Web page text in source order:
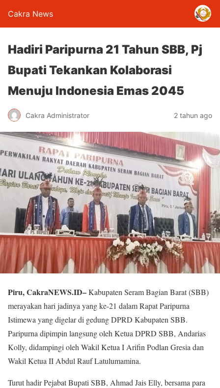
Cakra News
Hadiri Paripurna 21 Tahun SBB, Pj
Bupati Tekankan Kolaborasi
Menuju Indonesia Emas 2045
Cakra Administrator 2 tahun ago
Piru, CakraNEWS.ID–Kabupaten Seram Bagian Barat (SBB)
merayakan hari jadinya yang ke-21 dalam Rapat Paripurna
Istimewa yang digelar di gedung DPRD Kabupaten SBB.
Paripurna dipimpin langsung oleh Ketua DPRD SBB, Andarias
Kolly, didampingi oleh Wakil Ketua I Arifin Podlan Gresia dan
Wakil Ketua II Abdul Rauf Latulumamina.
Turut hadir Pejabat Bupati SBB, Ahmad Jais Elly, bersama para